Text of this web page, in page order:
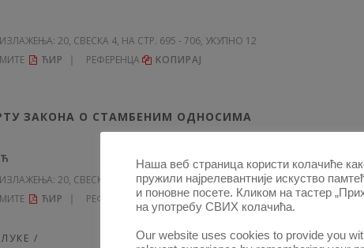
20, СВЕСКА 4, НА СТР. 695 - 706, УКУПНО 12
ЋИР РЕФЕРЕНЦА KОПИРАЈ
ЗАКОНА О СТАМБЕНИМ ОДНОСИМА
20, СВЕСКА 4, НА СТР. 707 - 711, УКУПНО 5
ЋИР РЕФЕРЕНЦА KОПИРАЈ
/
Наша веб страница користи колачиће
пружили најрелевантније искуство
и поновне посете. Кликом на тастер
на употребу СВИХ колачића.
Our website uses cookies to provide you